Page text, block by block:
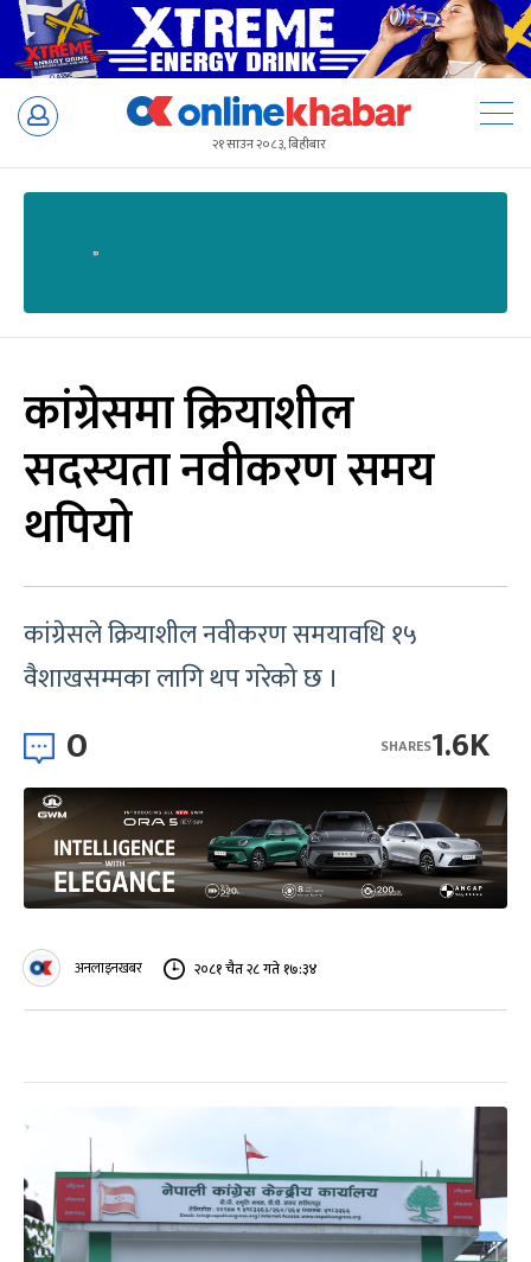
Skip
२१ साउन २०८३, बिहीबार
कांग्रेसमा क्रियाशील
सदस्यता नवीकरण समय
थपियो
कांग्रेसले क्रियाशील नवीकरण समयावधि १५
वैशाखसम्मका लागि थप गरेको छ ।
0 1.6K
SHARES
अनलाइनखबर २०८१ चैत २८ गते १७:३४